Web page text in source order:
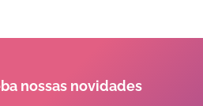
nossas novidades